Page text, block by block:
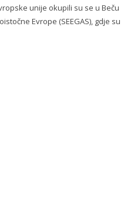
unije okupili su se u Beču
Evrope (SEEGAS), gdje su